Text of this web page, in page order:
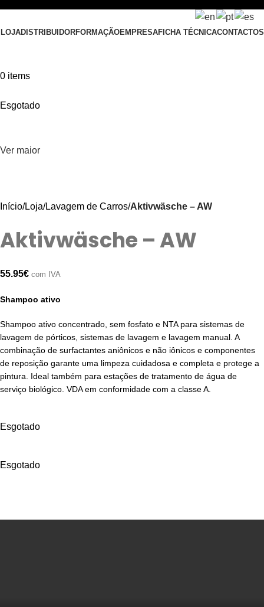
LOJADISTRIBUIDORFORMAÇÃOEMPRESAFICHA TÉCNICACONTACTOS
0 items
Início Loja Lavagem de Carros Aktivwäsche – AW
Aktivwäsche – AW
55.95€ com IVA
Shampoo ativo
Shampoo ativo concentrado, sem fosfato e NTA para sistemas de
lavagem de pórticos, sistemas de lavagem e lavagem manual. A
combinação de surfactantes aniônicos e não iônicos e componentes
de reposição garante uma limpeza cuidadosa e completa e protege a
pintura. Ideal também para estações de tratamento de água de
serviço biológico. VDA em conformidade com a classe A.
Esgotado
Esgotado
Esgotado
Ver maior